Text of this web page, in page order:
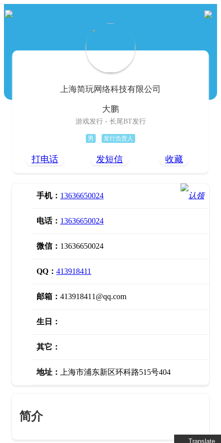
上海简玩网络科技有限公司
大鹏
游戏发行 - 长尾BT发行
男 发行负责人
打电话 发短信 收藏
手机： 13636650024
电话： 13636650024
微信： 13636650024
QQ： 413918411
邮箱： 413918411@qq.com
生日：
其它：
地址： 上海市浦东新区环科路515号404
简介
Translate